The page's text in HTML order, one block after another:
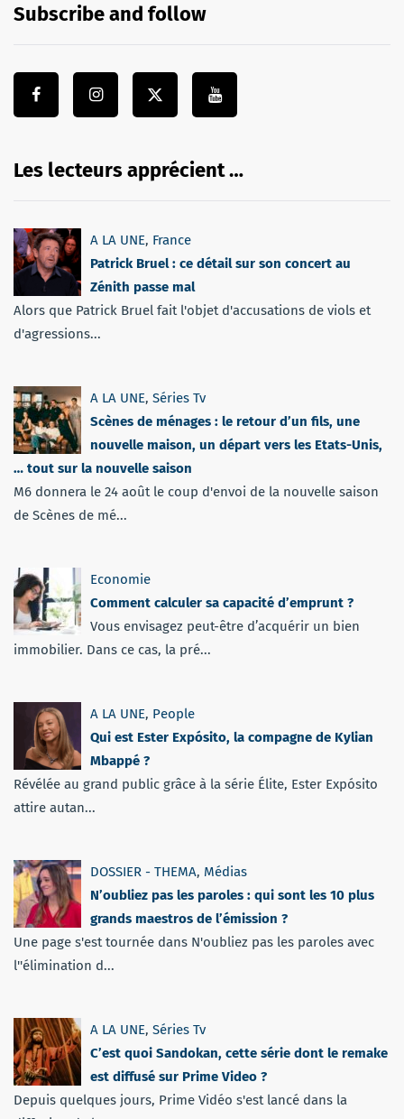
Subscribe and follow
Les lecteurs apprécient …
A LA UNE, France
Patrick Bruel : ce détail sur son concert au
Zénith passe mal
Alors que Patrick Bruel fait l'objet d'accusations de viols et
d'agressions...
A LA UNE, Séries Tv
Scènes de ménages : le retour d’un fils, une
nouvelle maison, un départ vers les Etats-Unis,
… tout sur la nouvelle saison
M6 donnera le 24 août le coup d'envoi de la nouvelle saison
de Scènes de mé...
Economie
Comment calculer sa capacité d’emprunt ?
Vous envisagez peut-être d’acquérir un bien
immobilier. Dans ce cas, la pré...
A LA UNE, People
Qui est Ester Expósito, la compagne de Kylian
Mbappé ?
Révélée au grand public grâce à la série Élite, Ester Expósito
attire autan...
DOSSIER - THEMA, Médias
N’oubliez pas les paroles : qui sont les 10 plus
grands maestros de l’émission ?
Une page s'est tournée dans N'oubliez pas les paroles avec
l''élimination d...
A LA UNE, Séries Tv
C’est quoi Sandokan, cette série dont le remake
est diffusé sur Prime Video ?
Depuis quelques jours, Prime Vidéo s'est lancé dans la